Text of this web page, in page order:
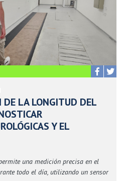
LA LONGITUD DEL
Y EL
una medición precisa en el
todo el día, utilizando un sensor